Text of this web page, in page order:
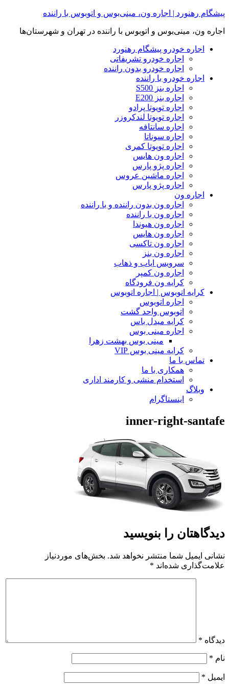
Skip
content
پیشگام رهنورد | اجاره ون، مینی‌بوس و اتوبوس با راننده
اجاره ون، مینی‌بوس و اتوبوس با راننده در تهران و شهرستان‌ها
اجاره خودرو پیشگام رهنورد
اجاره خودرو تشریفاتی
اجاره خودرو بدون راننده
اجاره خودرو با راننده
اجاره بنز S500
اجاره بنز E200
اجاره تویوتا پرادو
اجاره تویوتا لندکروزر
اجاره سانتافه
اجاره سوناتا
اجاره تویوتا کمری
اجاره ون هایس
اجاره پژو پارس
اجاره ماشین عروس
اجاره پژو پارس
اجاره ون
اجاره ون بدون راننده و با راننده
اجاره ون با راننده
اجاره ون هیوندا
اجاره ون هایس
اجاره ون تاکسی
اجاره ون بنز
سرویس ایاب و ذهاب
اجاره ون کمپر
کرایه ون فرودگاه
کرایه اتوبوس | اجاره اتوبوس
اجاره اتوبوس
اتوبوس واحد گشت
کرایه میدل باس
اجاره مینی بوس
مینی بوس بهشت زهرا
کرایه مینی بوس VIP
تماس با ما
همکاری با ما
استخدام منشی و کارمند اداری
وبلاگ
اینستاگرام
inner-right-santafe
دیدگاهتان را بنویسید
نشانی ایمیل شما منتشر نخواهد شد. بخش‌های موردنیاز
علامت‌گذاری شده‌اند *
دیدگاه *
نام *
ایمیل *